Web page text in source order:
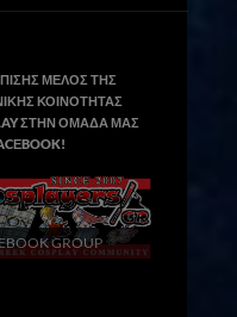
ΜΕΛΟΣ ΤΗΣ
ΚΟΙΝΟΤΗΤΑΣ
ΣΤΗΝ ΟΜΑΔΑ ΜΑΣ
GROUP